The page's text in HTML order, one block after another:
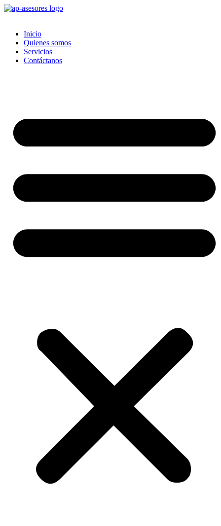
Ir
Inicio
Quienes somos
Servicios
Contáctanos